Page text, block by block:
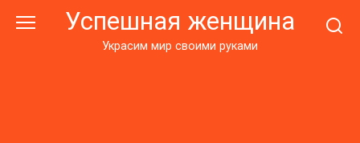
Успешная женщина
Украсим мир своими руками